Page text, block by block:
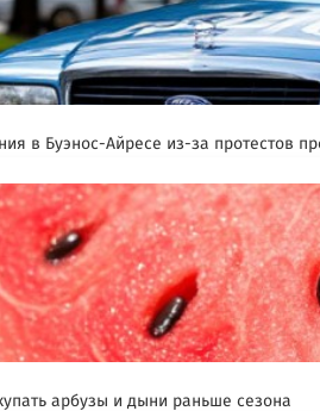
в Буэнос-Айресе из-за протестов
арбузы и дыни раньше сезона